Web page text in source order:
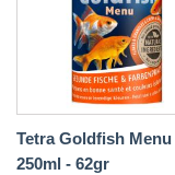
Tetra Goldfish Menu
250ml - 62gr